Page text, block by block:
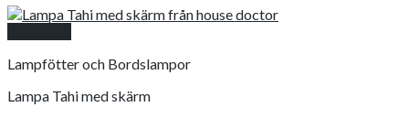
Lampfötter och Bordslampor
Lampa Tahi med skärm